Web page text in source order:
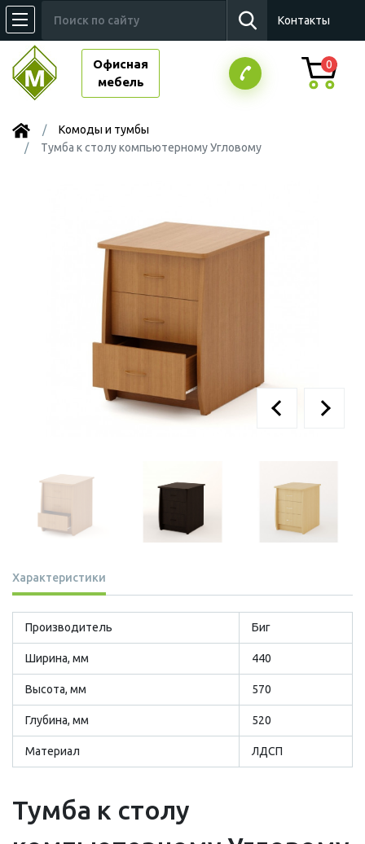
Контакты
Офисная
мебель
0
Комоды и тумбы
Тумба к столу компьютерному Угловому
Характеристики
Производитель Биг
Ширина, мм 440
Высота, мм 570
Глубина, мм 520
Материал ЛДСП
Тумба к столу